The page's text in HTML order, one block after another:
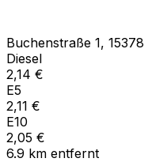
Buchenstraße 1, 15378
Diesel
2,14 €
E5
2,11 €
E10
2,05 €
6.9 km entfernt